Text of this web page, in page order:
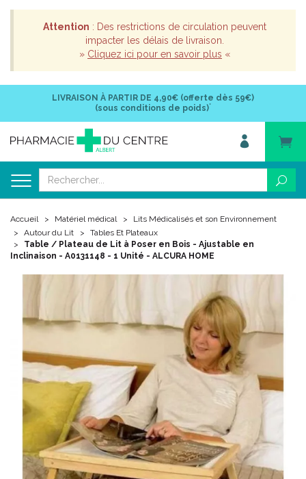
Attention : Des restrictions de circulation peuvent
impacter les délais de livraison.
» Cliquez ici pour en savoir plus «
LIVRAISON À PARTIR DE 4,90€ (offerte dès 59€)
(sous conditions de poids)*
Accueil Matériel médical
Lits Médicalisés et son Environnement
Autour du Lit
Tables Et Plateaux
Table / Plateau de Lit à Poser en Bois - Ajustable en
Inclinaison - A0131148 - 1 Unité - ALCURA HOME